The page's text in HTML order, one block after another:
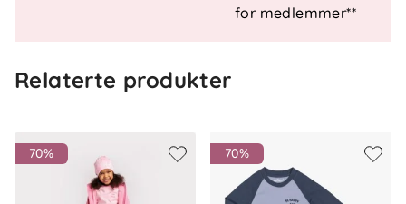
Sertifiseringer
for medlemmer**
Relaterte produkter
70% 70%